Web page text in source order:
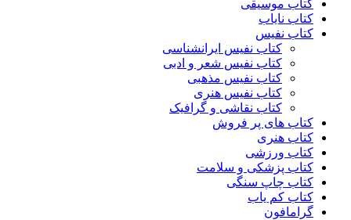
کتاب موسیقی
کتاب نایاب
کتاب نفیس
کتاب نفیس ایرانشناسی
کتاب نفیس شعر و ادبی
کتاب نفیس مذهبی
کتاب نفیس هنری
کتاب نقاشی و گرافیک
کتاب های پر فروش
کتاب هنری
کتاب ورزشی
کتاب پزشکی و سلامت
کتاب چاپ سنگی
کتاب کم یاب
گرامافون